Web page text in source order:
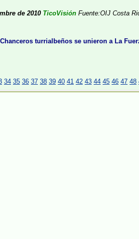
de 2010 TicoVisión Fuente:OIJ Costa
Chanceros turrialbeños se unieron a La
34 35 36 37 38 39 40 41 42 43 44 45 46 47 48